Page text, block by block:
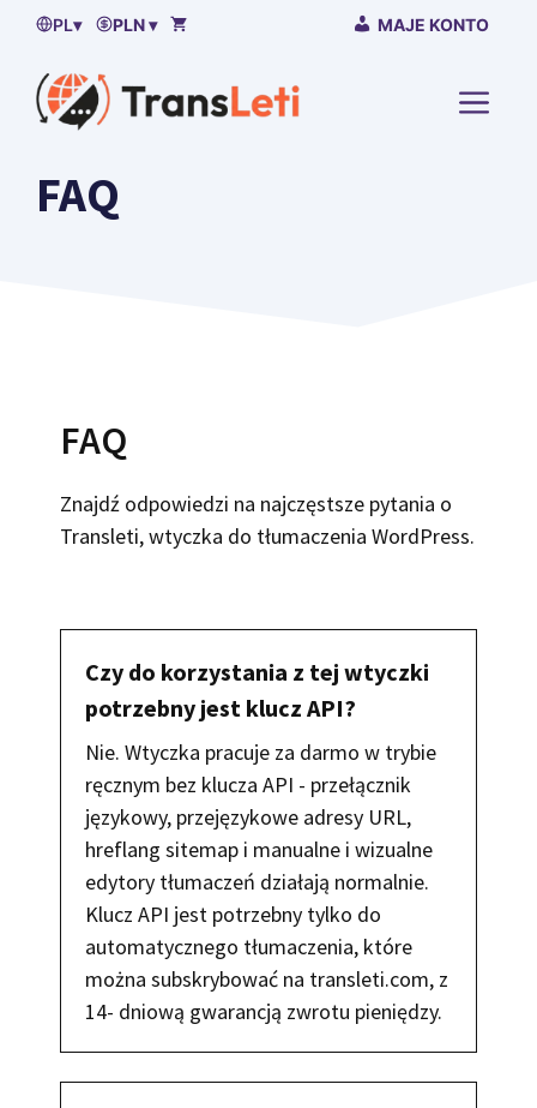
Przejdź
treści
PL▾ PLN ▾ MAJE KONTO
MENU
FAQ
FAQ
Znajdź odpowiedzi na najczęstsze pytania o
Transleti, wtyczka do tłumaczenia WordPress.
Czy do korzystania z tej wtyczki
potrzebny jest klucz API?
Nie. Wtyczka pracuje za darmo w trybie
ręcznym bez klucza API - przełącznik
językowy, przejęzykowe adresy URL,
hreflang sitemap i manualne i wizualne
edytory tłumaczeń działają normalnie.
Klucz API jest potrzebny tylko do
automatycznego tłumaczenia, które
można subskrybować na transleti.com, z
14- dniową gwarancją zwrotu pieniędzy.